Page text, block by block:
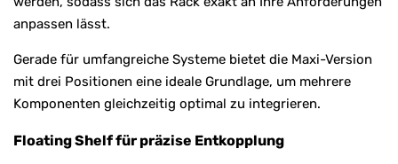
anpassen lässt.
Gerade für umfangreiche Systeme bietet die Maxi-Version
mit drei Positionen eine ideale Grundlage, um mehrere
Komponenten gleichzeitig optimal zu integrieren.
Floating Shelf für präzise Entkopplung